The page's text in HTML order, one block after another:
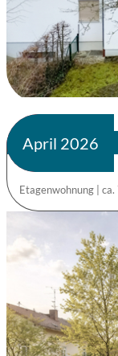
verkauft
April 2026
Etagenwohnung |ca.